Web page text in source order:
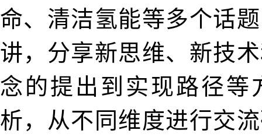
命、清洁氢能等多个话
讲，分享新思维、新技
念的提出到实现路径等
析，从不同维度进行交